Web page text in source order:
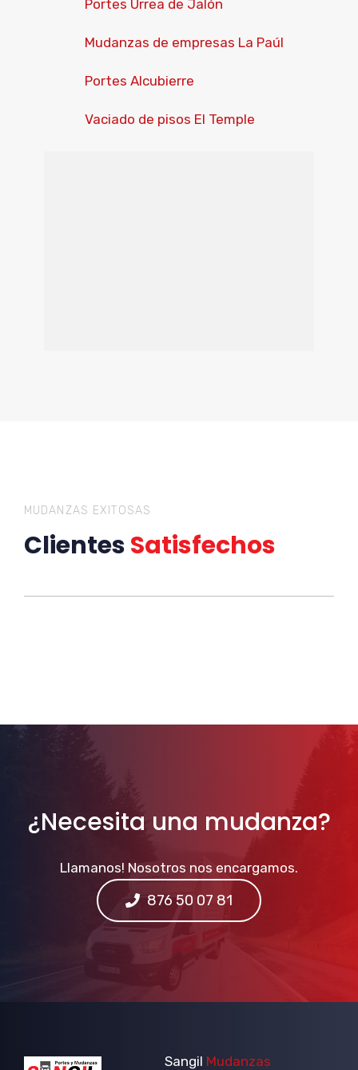
Portes Urrea de Jalón
Mudanzas de empresas La Paúl
Portes Alcubierre
Vaciado de pisos El Temple
MUDANZAS EXITOSAS
ClientesSatisfechos
¿Necesita una mudanza?
Llamanos! Nosotros nos encargamos.
876 50 07 81
Sangil Mudanzas